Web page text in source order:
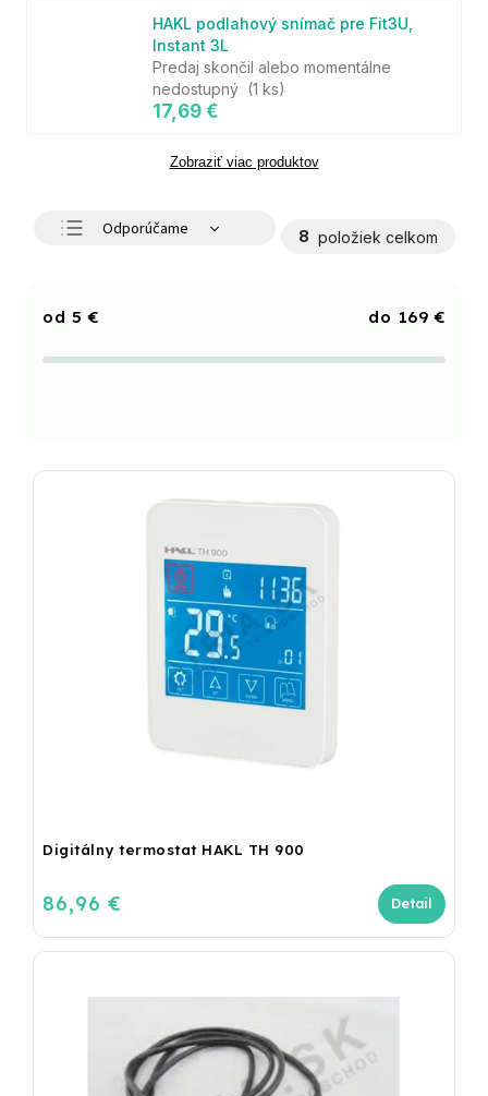
HAKL podlahový snímač pre Fit3U,
Instant 3L
Predaj skončil alebo momentálne
nedostupný (1 ks)
17,69 €
Zobraziť viac produktov
Odporúčame
Abecedne
8 položiek celkom
5 € 169 €
Digitálny termostat HAKL TH 900
86,96 € Detail